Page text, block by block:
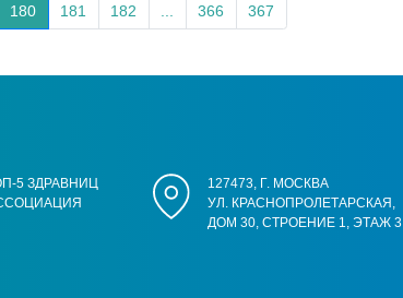
180 181 182 366 367
5 ЗДРАВНИЦ
127473, Г. МОСКВА
УЛ. КРАСНОПРОЛЕТАРСКАЯ,
ДОМ 30, СТРОЕНИЕ 1, ЭТАЖ 3